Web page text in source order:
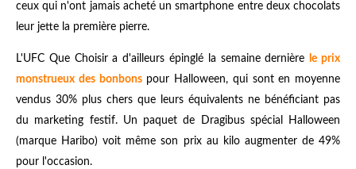
ceux qui n'ont jamais acheté un smartphone entre deux chocolats
leur jette la première pierre.
L'UFC Que Choisir a d'ailleurs épinglé la semaine dernière
le prix
monstrueux des bonbonspour Halloween, qui sont en moyenne
vendus 30% plus chers que leurs équivalents ne bénéficiant pas
du marketing festif. Un paquet de Dragibus spécial Halloween
(marque Haribo) voit même son prix au kilo augmenter de 49%
pour l'occasion.